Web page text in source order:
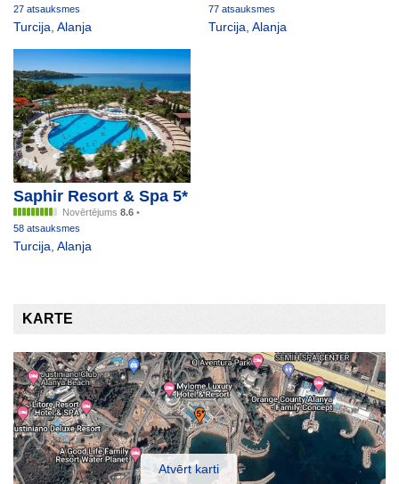
27 atsauksmes
Turcija, Alanja
77 atsauksmes
Turcija, Alanja
Saphir Resort & Spa 5*
Novērtējums 8.6 •
58 atsauksmes
Turcija Alanja
KARTE
Atvērt karti